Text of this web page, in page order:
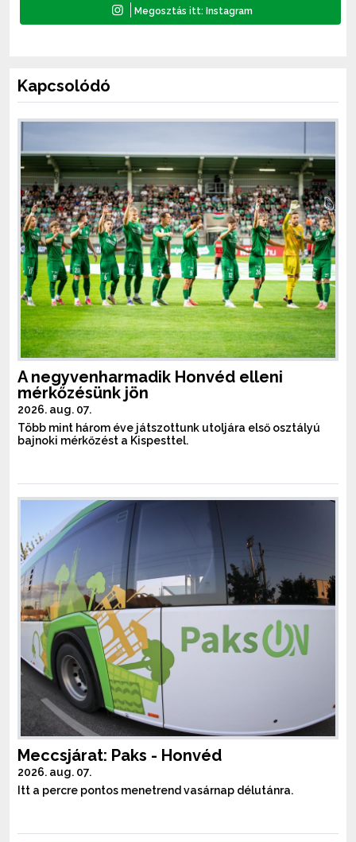
Kapcsolódó
A negyvenharmadik Honvéd elleni
mérkőzésünk jön
2026. aug. 07.
Több mint három éve játszottunk utoljára első osztályú
bajnoki mérkőzést a Kispesttel.
Meccsjárat: Paks - Honvéd
2026. aug. 07.
Itt a percre pontos menetrend vasárnap délutánra.